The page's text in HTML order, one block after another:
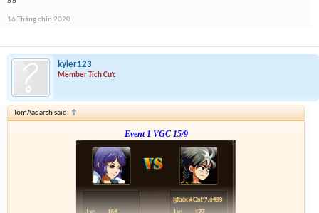
16 Tháng chín 2020
kyler123
Member Tích Cực
TomAadarsh said: ↑
Event 1 VGC 15/9